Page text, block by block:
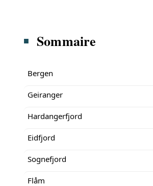
Sommaire
Bergen
Geiranger
Hardangerfjord
Eidfjord
Sognefjord
Flåm